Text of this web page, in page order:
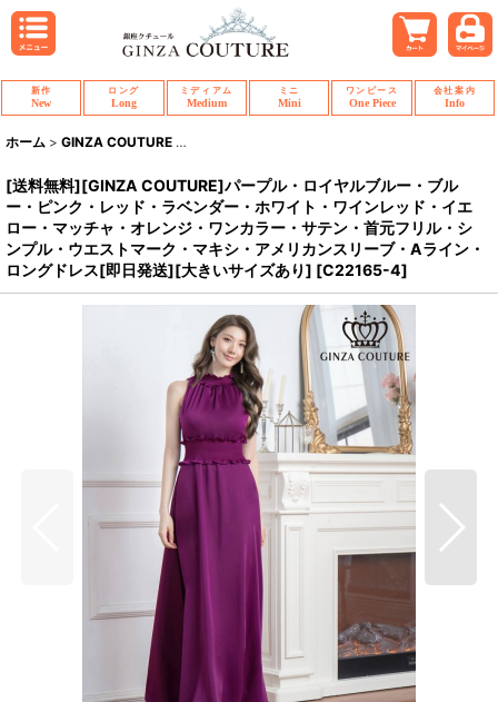
新作
New
ロング
Long
ミディアム
Medium
ミニ
Mini
ワンピース
One Piece
会社案内
Info
ホーム > GINZA COUTURE >
[送料無料][GINZA COUTURE]パープル・ロイヤルブルー・ブル
ー・ピンク・レッド・ラベンダー・ホワイト・ワインレッド・イエ
ロー・マッチャ・オレンジ・ワンカラー・サテン・首元フリル・シ
ンプル・ウエストマーク・マキシ・アメリカンスリーブ・Aライン・
ロングドレス[即日発送][大きいサイズあり] [C22165-4]